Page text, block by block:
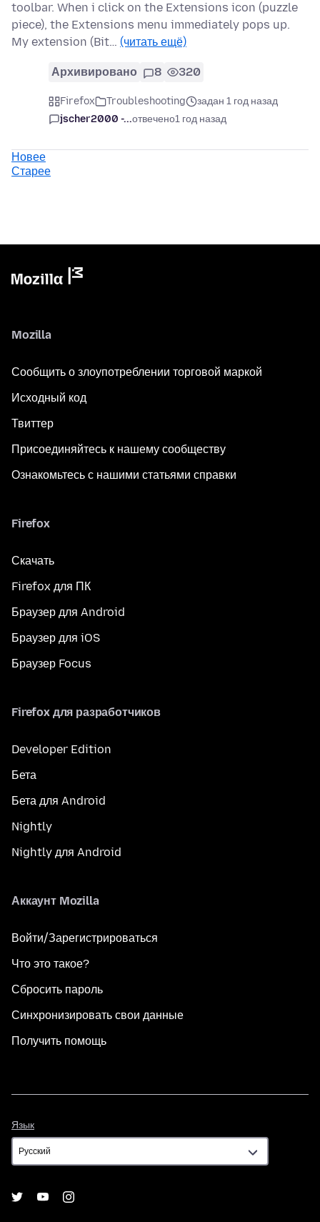
toolbar. When i click on the Extensions icon (puzzle
piece), the Extensions menu immediately pops up.
My extension (Bit… (читать ещё)
Архивировано 8 320
Firefox Troubleshooting
задан 1 год назад
jscher2000 -...отвечено1 год назад
Новее
Старее
Mozilla
Сообщить о злоупотреблении торговой маркой
Исходный код
Твиттер
Присоединяйтесь к нашему сообществу
Ознакомьтесь с нашими статьями справки
Firefox
Скачать
Firefox для ПК
Браузер для Android
Браузер для iOS
Браузер Focus
Firefox для разработчиков
Developer Edition
Бета
Бета для Android
Nightly
Nightly для Android
Аккаунт Mozilla
Войти/Зарегистрироваться
Что это такое?
Сбросить пароль
Синхронизировать свои данные
Получить помощь
Язык